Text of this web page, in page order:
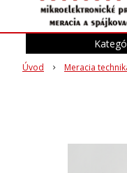
Úvod Meracia